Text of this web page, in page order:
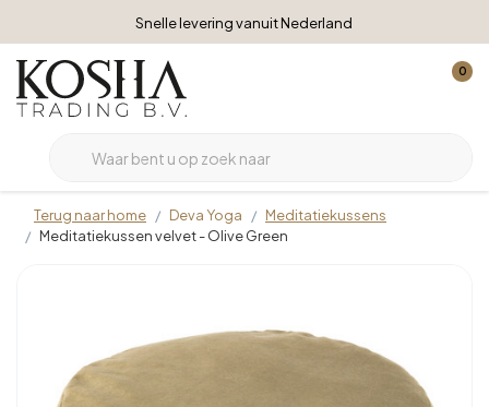
Snelle levering vanuit Nederland
0
Terug naar home Deva Yoga
Meditatiekussens
Meditatiekussen velvet - Olive Green